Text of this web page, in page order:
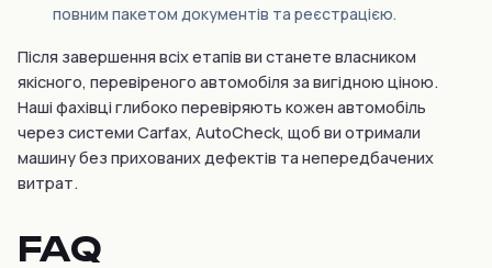
повним пакетом документів та реєстрацією.
Після завершення всіх етапів ви станете власником
якісного, перевіреного автомобіля за вигідною ціною.
Наші фахівці глибоко перевіряють кожен автомобіль
через системи Carfax, AutoCheck, щоб ви отримали
машину без прихованих дефектів та непередбачених
витрат.
FAQ